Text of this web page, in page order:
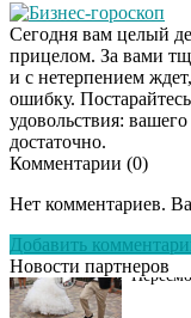
Бизнес-гороскоп
Сегодня вам целый
прицелом. За вами
и с нетерпением
ошибку.
удовольствия:
достаточно.
Комментарии (0)
Нет комментариев.
Добавить
Новости партнеров
За 5
даже
вот